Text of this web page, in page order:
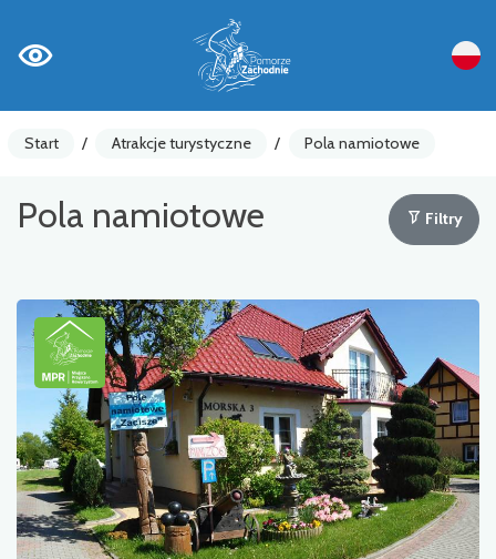
Start / Atrakcje turystyczne / Pola namiotowe
Pola namiotowe Filtry
Liczniki rowerowe
Ostrzeżenia
Atrakcja turystyczna
Gastronomia
Informacja turystyczna